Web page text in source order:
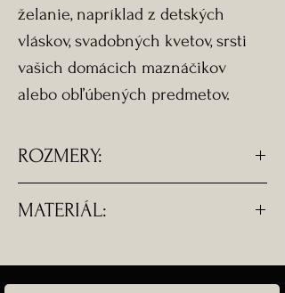
želanie, napríklad z detských
vláskov, svadobných kvetov, srsti
vašich domácich maznáčikov
alebo obľúbených predmetov.
ROZMERY:
-Rozmery náušnice - 1,8 cm
-Dĺžka náušnice s komponentom -
MATERIÁL: